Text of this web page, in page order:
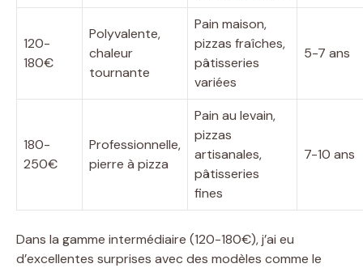
120-
180€
Polyvalente,
chaleur
tournante
Pain maison,
pizzas fraîches,
pâtisseries
variées
5-7 ans
180-
250€
Professionnelle,
pierre à pizza
Pain au levain,
pizzas
artisanales,
pâtisseries
fines
7-10 ans
Dans la gamme intermédiaire (120-180€), j’ai eu
d’excellentes surprises avec des modèles comme le